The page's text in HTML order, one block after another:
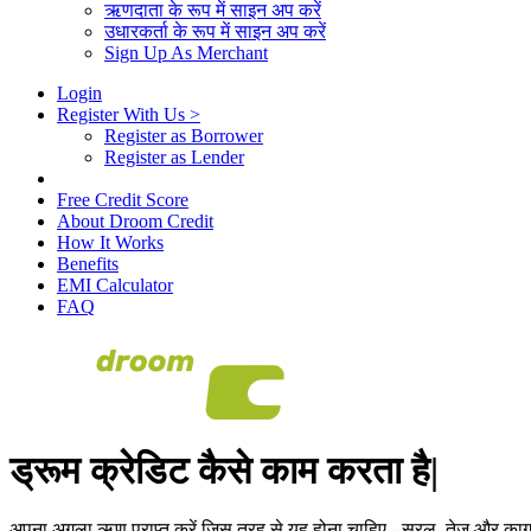
ऋणदाता के रूप में साइन अप करें
उधारकर्ता के रूप में साइन अप करें
Sign Up As Merchant
Login
Register With Us >
Register as Borrower
Register as Lender
Free Credit Score
About Droom Credit
How It Works
Benefits
EMI Calculator
FAQ
ड्रूम क्रेडिट कैसे काम करता है|